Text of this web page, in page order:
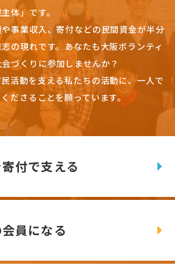
体」です。
事業収入、寄付などの民間資金が半分
の現れです。 あなたも大阪ボランティ
づくりに参加しませんか？
活動を支える私たちの活動に、一人で
ださることを願っています。
付で支える
員になる